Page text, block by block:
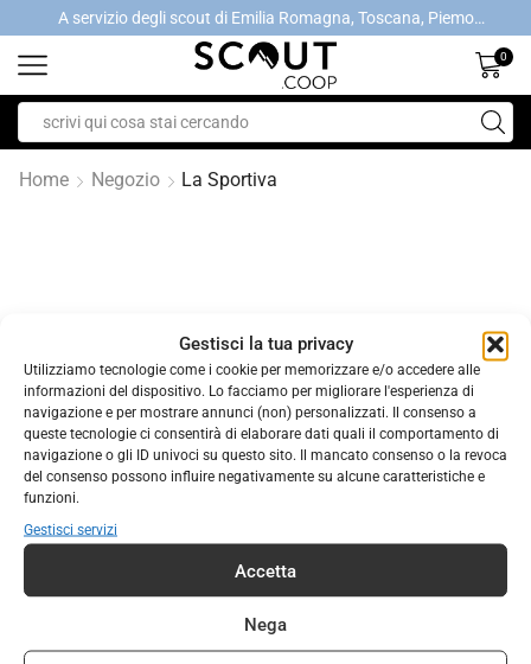
Gestisci la tua privacy
Utilizziamo tecnologie come i cookie per memorizzare e/o accedere alle
informazioni del dispositivo. Lo facciamo per migliorare l'esperienza di
navigazione e per mostrare annunci (non) personalizzati. Il consenso a
queste tecnologie ci consentirà di elaborare dati quali il comportamento di
navigazione o gli ID univoci su questo sito. Il mancato consenso o la revoca
del consenso possono influire negativamente su alcune caratteristiche e
funzioni.
Gestisci servizi
Accetta
Nega
A servizio degli scout di Emilia Romagna, Toscana, Piemonte, Valle d'Aosta- Gratis la spedizione con ordini > €40
0
Home Negozio La Sportiva
NESSUN PRODOTTO TROVATO
Controlla l'ortografia o cerca di nuovo con termini meno